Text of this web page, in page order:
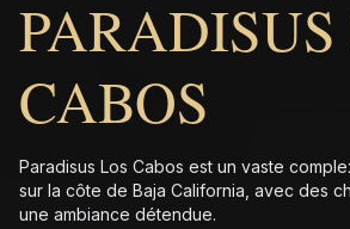
PARADISUS
CABOS
Paradisus Los Cabos est un vaste
sur la côte de Baja California, avec des
une ambiance détendue.